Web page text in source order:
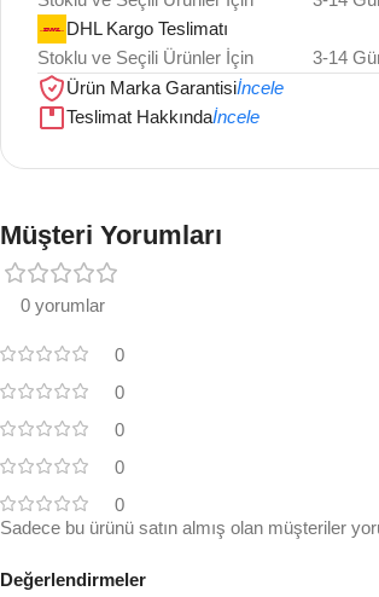
DHL Kargo Teslimatı
Stoklu ve Seçili Ürünler İçin
3-14
Ürün Marka Garantisiİncele
Teslimat Hakkındaİncele
Müşteri Yorumları
0 yorumlar
0
0
0
0
0
Değerlendirmeler
Sadece bu ürünü satın almış olan müşteriler